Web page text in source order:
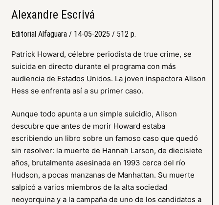
Alexandre Escrivá
Editorial Alfaguara / 14-05-2025 / 512 p.
Patrick Howard, célebre periodista de true crime, se
suicida en directo durante el programa con más
audiencia de Estados Unidos. La joven inspectora Alison
Hess se enfrenta así a su primer caso.
Aunque todo apunta a un simple suicidio, Alison
descubre que antes de morir Howard estaba
escribiendo un libro sobre un famoso caso que quedó
sin resolver: la muerte de Hannah Larson, de diecisiete
años, brutalmente asesinada en 1993 cerca del río
Hudson, a pocas manzanas de Manhattan. Su muerte
salpicó a varios miembros de la alta sociedad
neoyorquina y a la campaña de uno de los candidatos a